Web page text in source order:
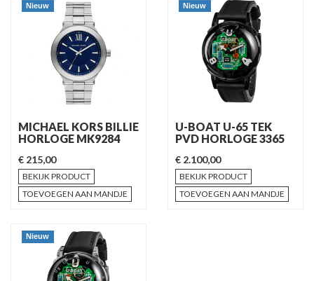
Nieuw
MICHAEL KORS BILLIE
HORLOGE MK9284
€ 215,00
BEKIJK PRODUCT
TOEVOEGEN AAN MANDJE
Nieuw
U-BOAT U-65 TEK
PVD HORLOGE 3365
€ 2.100,00
BEKIJK PRODUCT
TOEVOEGEN AAN MANDJE
Nieuw